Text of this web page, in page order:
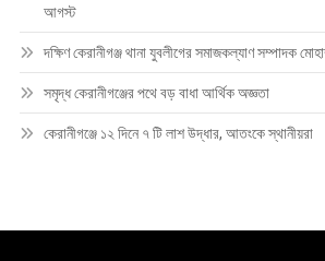
আগস্ট
দক্ষিণ কেরানীগঞ্জ থানা যুবলীগের সমাজকল্যাণ সম্পাদক
সমৃদ্ধ কেরানীগঞ্জের পথে বড় বাধা আর্থিক অজ্ঞতা
কেরানীগঞ্জে ১২ দিনে ৭ টি লাশ উদ্ধার, আতংকে স্থানীয়রা